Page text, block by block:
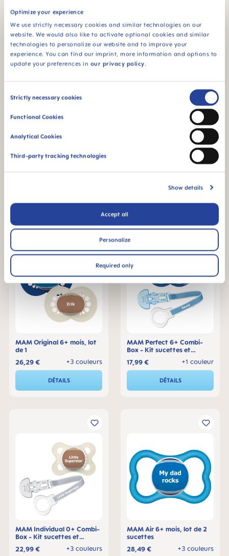
Optimize your experience
We use strictly necessary cookies and similar technologies on our
website. We would also like to activate optional cookies and similar
technologies to personalize our website and to improve your
experience. You can find our imprint, more information and options to
update your preferences in our privacy policy.
Consent
Strictly necessary cookies
Functional Cookies
Analytical Cookies
Third-party tracking technologies
Show details
Accept all
Personalize
Required only
MAM Perfect 0+ Combi-
MAM Original 6+ mois, lot
de 1
+3 couleurs
26,29 €
DÉTAILS
MAM Perfect 6+ Combi-
Box - Kit sucettes et
+1 couleur
17,99 €
DÉTAILS
MAM Individual 0+ Combi-
Box - Kit sucettes et
+3 couleurs
22,99 €
MAM Air 6+ mois, lot de 2
sucettes
+3 couleurs
28,49 €